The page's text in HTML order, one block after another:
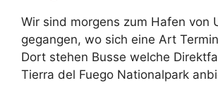
Wir sind morgens zum Hafen von
gegangen, wo sich eine Art
Dort stehen Busse welche
Tierra del Fuego Nationalpark